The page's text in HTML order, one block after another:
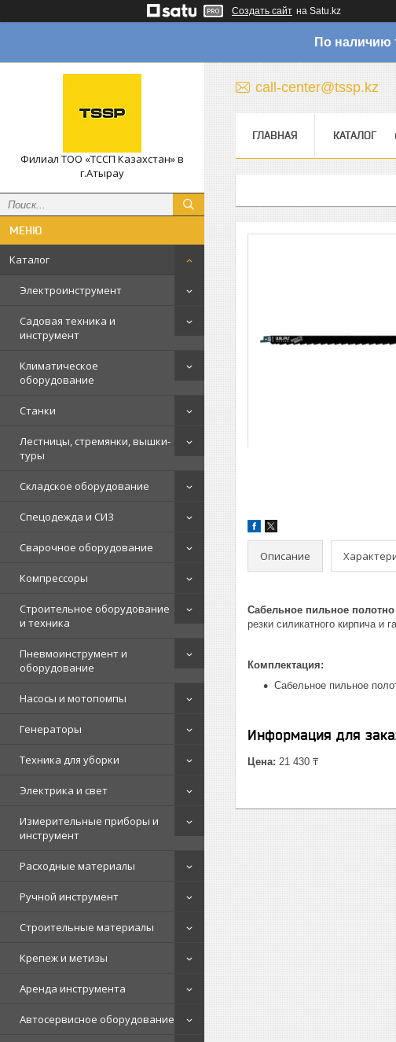
Создать сайт на Satu.kz
По наличию
Филиал ТОО «ТССП Казахстан» в
г.Атырау
Каталог
Электроинструмент
Садовая техника и
инструмент
Климатическое
оборудование
Станки
Лестницы, стремянки, вышки-
туры
Складское оборудование
Спецодежда и СИЗ
Сварочное оборудование
Компрессоры
Строительное оборудование
и техника
Пневмоинструмент и
оборудование
Насосы и мотопомпы
Генераторы
Техника для уборки
Электрика и свет
Измерительные приборы и
инструмент
Расходные материалы
Ручной инструмент
Строительные материалы
Крепеж и метизы
Аренда инструмента
Автосервисное оборудование
call-center@tssp.kz
ГЛАВНАЯ КАТАЛОГ
Описание
Сабельное пильное
резки силикатного кирпича и
Комплектация:
Сабельное пильное
Информация для
Цена: 21 430 ₸